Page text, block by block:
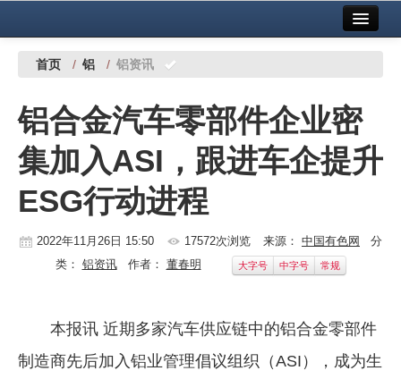
中国有色金属报社主办 广告服务
铜镍铅锌
铝
稀有稀土
有色市场
首页 / 铝 / 铝资讯
铝合金汽车零部件企业密
集加入ASI，跟进车企提升
ESG行动进程
2022年11月26日 15:50 17572次浏览 来源： 中国有色网
分
类： 铝资讯作者： 董春明 大字号 中字号 常规
本报讯 近期多家汽车供应链中的铝合金零部件
制造商先后加入铝业管理倡议组织（ASI），成为生